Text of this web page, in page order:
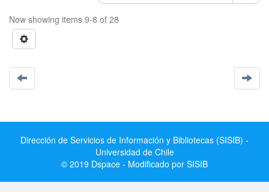
Now showing items 9-8 of 28
Dirección de Servicios de Información y Bibliotecas (SISIB) -
Universidad de Chile
© 2019 Dspace - Modificado por SISIB